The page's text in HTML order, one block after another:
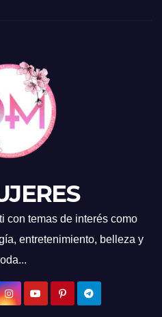
con temas de interés como
entretenimiento, belleza y